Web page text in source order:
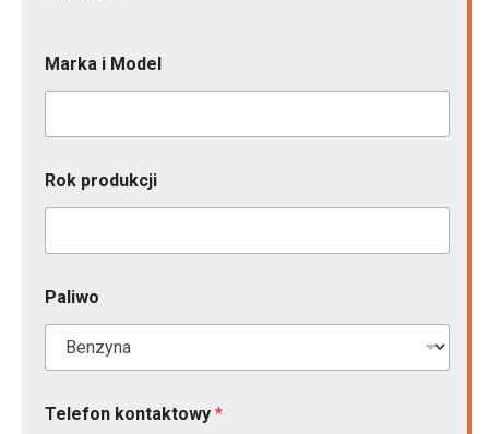
Marka i Model
Rok produkcji
Paliwo
Telefon kontaktowy *